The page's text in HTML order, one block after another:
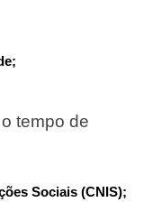
tempo de
Sociais (CNIS);